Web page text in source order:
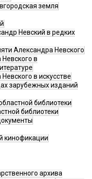
земля
Невский в редких
Александра Невского
в
в искусстве
зарубежных изданий
библиотеки
библиотеки
кинофикации
архива